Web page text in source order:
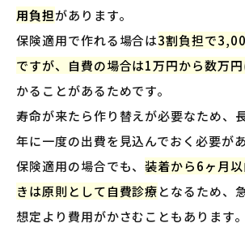
用負担があります。
保険適用で作れる場合は3割負担で
ですが、自費の場合は1万円から数万
かることがあるためです。
寿命が来たら作り替えが必要なため、
年に一度の出費を見込んでおく必要があ
保険適用の場合でも、装着から6ヶ月
きは原則として自費診療となるため、
想定より費用がかさむこともあります。